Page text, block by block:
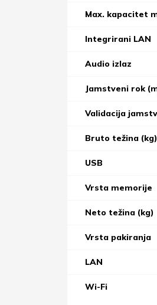
Max. kapacitet
Integrirani LAN
Audio izlaz
Jamstveni rok
Validacija
Bruto težina (kg)
USB
Vrsta memorije
Neto težina (kg)
Vrsta pakiranja
LAN
Wi-Fi